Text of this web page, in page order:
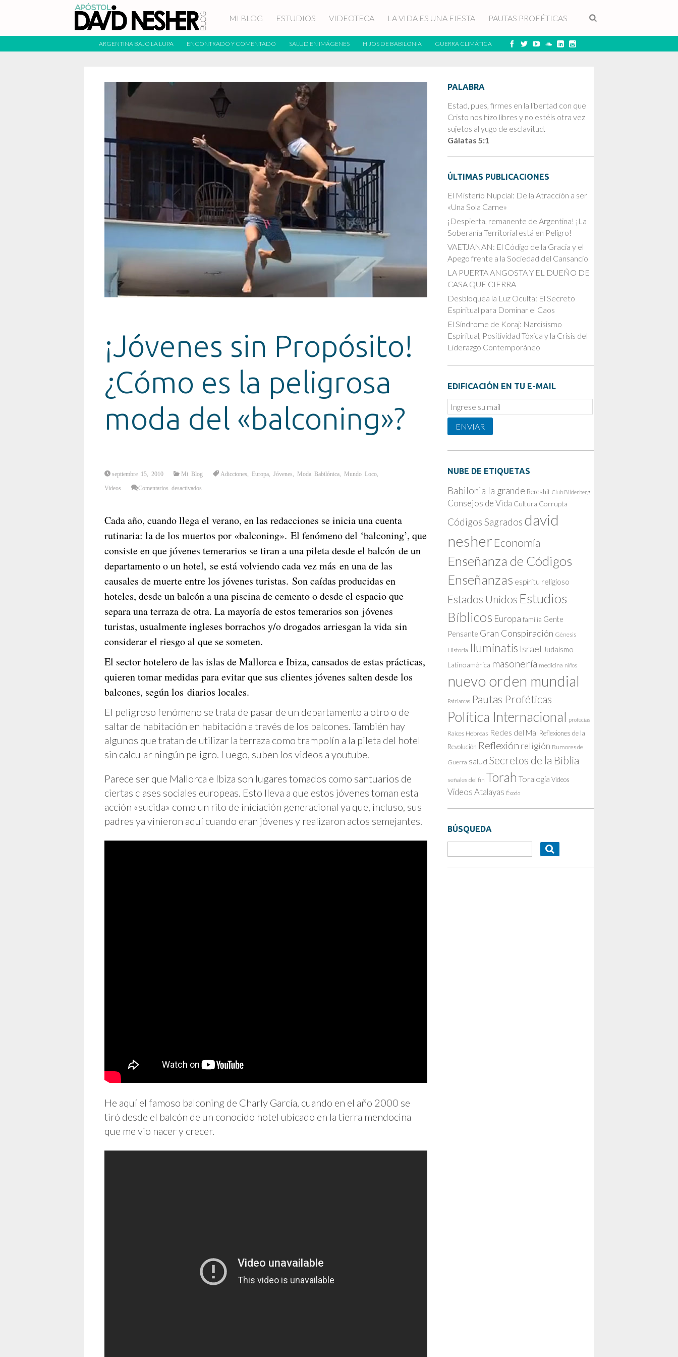
MI BLOG ESTUDIOS VIDEOTECA LA VIDA ES UNA FIESTA PAUTAS PROFÉTICAS
ARGENTINA BAJO LA LUPA ENCONTRADO Y COMENTADO SALUD EN IMÁGENES HIJOS DE BABILONIA GUERRA CLIMÁTICA
¡Jóvenes sin Propósito!
¿Cómo es la peligrosa
moda del «balconing»?
septiembre 15, 2010 Mi Blog Adicciones Europa Jóvenes Moda Babilónica Mundo Loco
Videos Comentarios desactivados
la
peligrosa
moda
del
Cada año, cuando llega el verano, en las redacciones se inicia una cuenta
rutinaria: la de los muertos por «balconing». El fenómeno del ‘balconing’, que
consiste en que jóvenes temerarios se tiran a una pileta desde el balcón de un
departamento o un hotel, se está volviendo cada vez más en una de las
causales de muerte entre los jóvenes turistas. Son caídas producidas en
hoteles, desde un balcón a una piscina de cemento o desde el espacio que
separa una terraza de otra. La mayoría de estos temerarios son jóvenes
turistas, usualmente ingleses borrachos y/o drogados arriesgan la vida sin
considerar el riesgo al que se someten.
El sector hotelero de las islas de Mallorca e Ibiza, cansados de estas prácticas,
quieren tomar medidas para evitar que sus clientes jóvenes salten desde los
balcones, según los diarios locales.
El peligroso fenómeno se trata de pasar de un departamento a otro o de
saltar de habitación en habitación a través de los balcones. También hay
algunos que tratan de utilizar la terraza como trampolín a la pileta del hotel
sin calcular ningún peligro. Luego, suben los videos a youtube.
Parece ser que Mallorca e Ibiza son lugares tomados como santuarios de
ciertas clases sociales europeas. Esto lleva a que estos jóvenes toman esta
acción «sucida» como un rito de iniciación generacional ya que, incluso, sus
padres ya vinieron aquí cuando eran jóvenes y realizaron actos semejantes.
He aquí el famoso balconing de Charly García, cuando en el año 2000 se
tiró desde el balcón de un conocido hotel ubicado en la tierra mendocina
que me vio nacer y crecer.
PALABRA
Estad, pues, firmes en la libertad con que
Cristo nos hizo libres y no estéis otra vez
sujetos al yugo de esclavitud.
Gálatas 5:1
ÚLTIMAS PUBLICACIONES
El Misterio Nupcial: De la Atracción a ser
«Una Sola Carne»
¡Despierta, remanente de Argentina! ¡La
Soberanía Territorial está en Peligro!
VAETJANAN: El Código de la Gracia y el
Apego frente a la Sociedad del Cansancio
LA PUERTA ANGOSTA Y EL DUEÑO DE
CASA QUE CIERRA
Desbloquea la Luz Oculta: El Secreto
Espiritual para Dominar el Caos
El Síndrome de Koraj: Narcisismo
Espiritual, Positividad Tóxica y la Crisis del
Liderazgo Contemporáneo
EDIFICACIÓN EN TU E-MAIL
Email
Subscription
ENVIAR
NUBE DE ETIQUETAS
Babilonia la grande Bereshit Club Bilderberg
Consejos de Vida Cultura Corrupta
Códigos Sagrados david
nesher Economía
Enseñanza de Códigos
Enseñanzas espíritu religioso
Estados Unidos Estudios
Bíblicos Europa familia Gente
Pensante Gran Conspiración Génesis
Historia Iluminatis Israel Judaísmo
Latinoamérica masonería medicina niños
nuevo orden mundial
Patriarcas Pautas Proféticas
Política Internacional profecías
Raíces Hebreas Redes del Mal Reflexiones de la
Revolución Reflexión religión Rumores de
Guerra salud Secretos de la Biblia
señales del fin Torah Toralogía Videos
Videos Atalayas Éxodo
BÚSQUEDA